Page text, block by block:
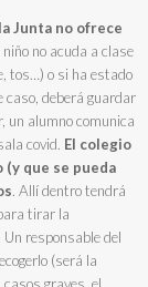
Junta no ofrece
no acuda a clase
tos…) o si ha estado
caso, deberá guardar
un alumno comunica
covid. El colegio
que se pueda
. Allí dentro tendrá
tirar la
responsable del
(será la
graves, el